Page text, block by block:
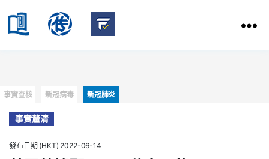
HKBU
of
Communication
Categories
事實查核 新冠病毒 新冠肺炎
事實釐清
發布日期 (HKT) 2022-06-14